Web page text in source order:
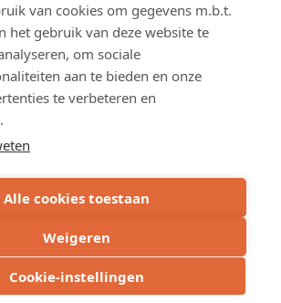
van cookies om gegevens m.b.t.
het gebruik van deze website te
om sociale
aan te bieden en onze
te verbeteren en
Alle cookies toestaan
Weigeren
Cookie-instellingen
EN
Word lid
Voka 2026
Privacyverklaring
Cookie verklaring
Cookie instellingen
BE 0413.673.821 - RPR: Brussel